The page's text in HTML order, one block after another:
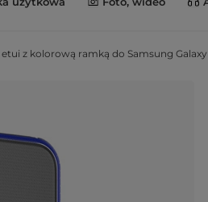
z kolorową ramką do Samsung